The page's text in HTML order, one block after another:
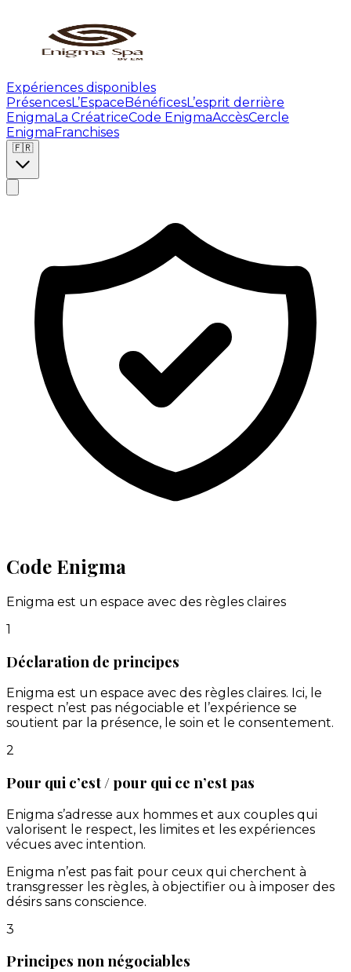
Expériences disponibles
PrésencesL’EspaceBénéficesL’esprit derrière
EnigmaLa CréatriceCode EnigmaAccèsCercle
EnigmaFranchises
🇫🇷
Code Enigma
Enigma est un espace avec des règles claires
1
Déclaration de principes
Enigma est un espace avec des règles claires. Ici, le
respect n’est pas négociable et l’expérience se
soutient par la présence, le soin et le consentement.
2
Pour qui c’est / pour qui ce n’est pas
Enigma s’adresse aux hommes et aux couples qui
valorisent le respect, les limites et les expériences
vécues avec intention.
Enigma n’est pas fait pour ceux qui cherchent à
transgresser les règles, à objectifier ou à imposer des
désirs sans conscience.
3
Principes non négociables